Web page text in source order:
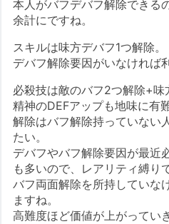
本人がバフデバフ解除できる
余計にですね。
スキルは味方デバフ1つ解除。
デバフ解除要因がいなければ
必殺技は敵のバフ2つ解除+味
精神のDEFアップも地味に有
解除はバフ解除持っていない
たい。
デバフやバフ解除要因が最近
も多いので、レアリティ縛り
バフ両面解除を所持していな
ますね。
高難度ほど価値が上がってい